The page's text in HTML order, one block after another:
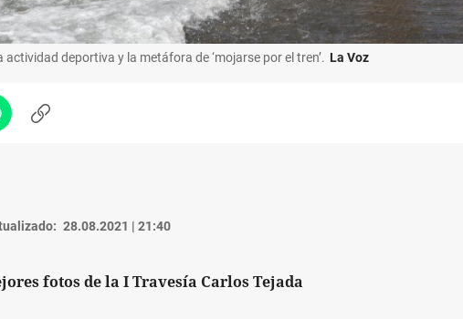
deportiva y la metáfora de ‘mojarse por el tren’. La Voz
Copiar
28.08.2021 | 21:40
fotos de la I Travesía Carlos Tejada